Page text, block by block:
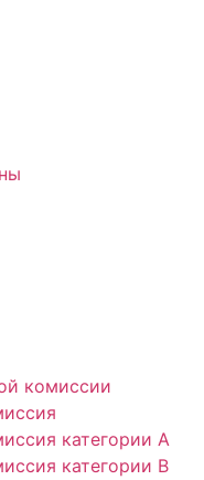
комиссии
категории А
категории B